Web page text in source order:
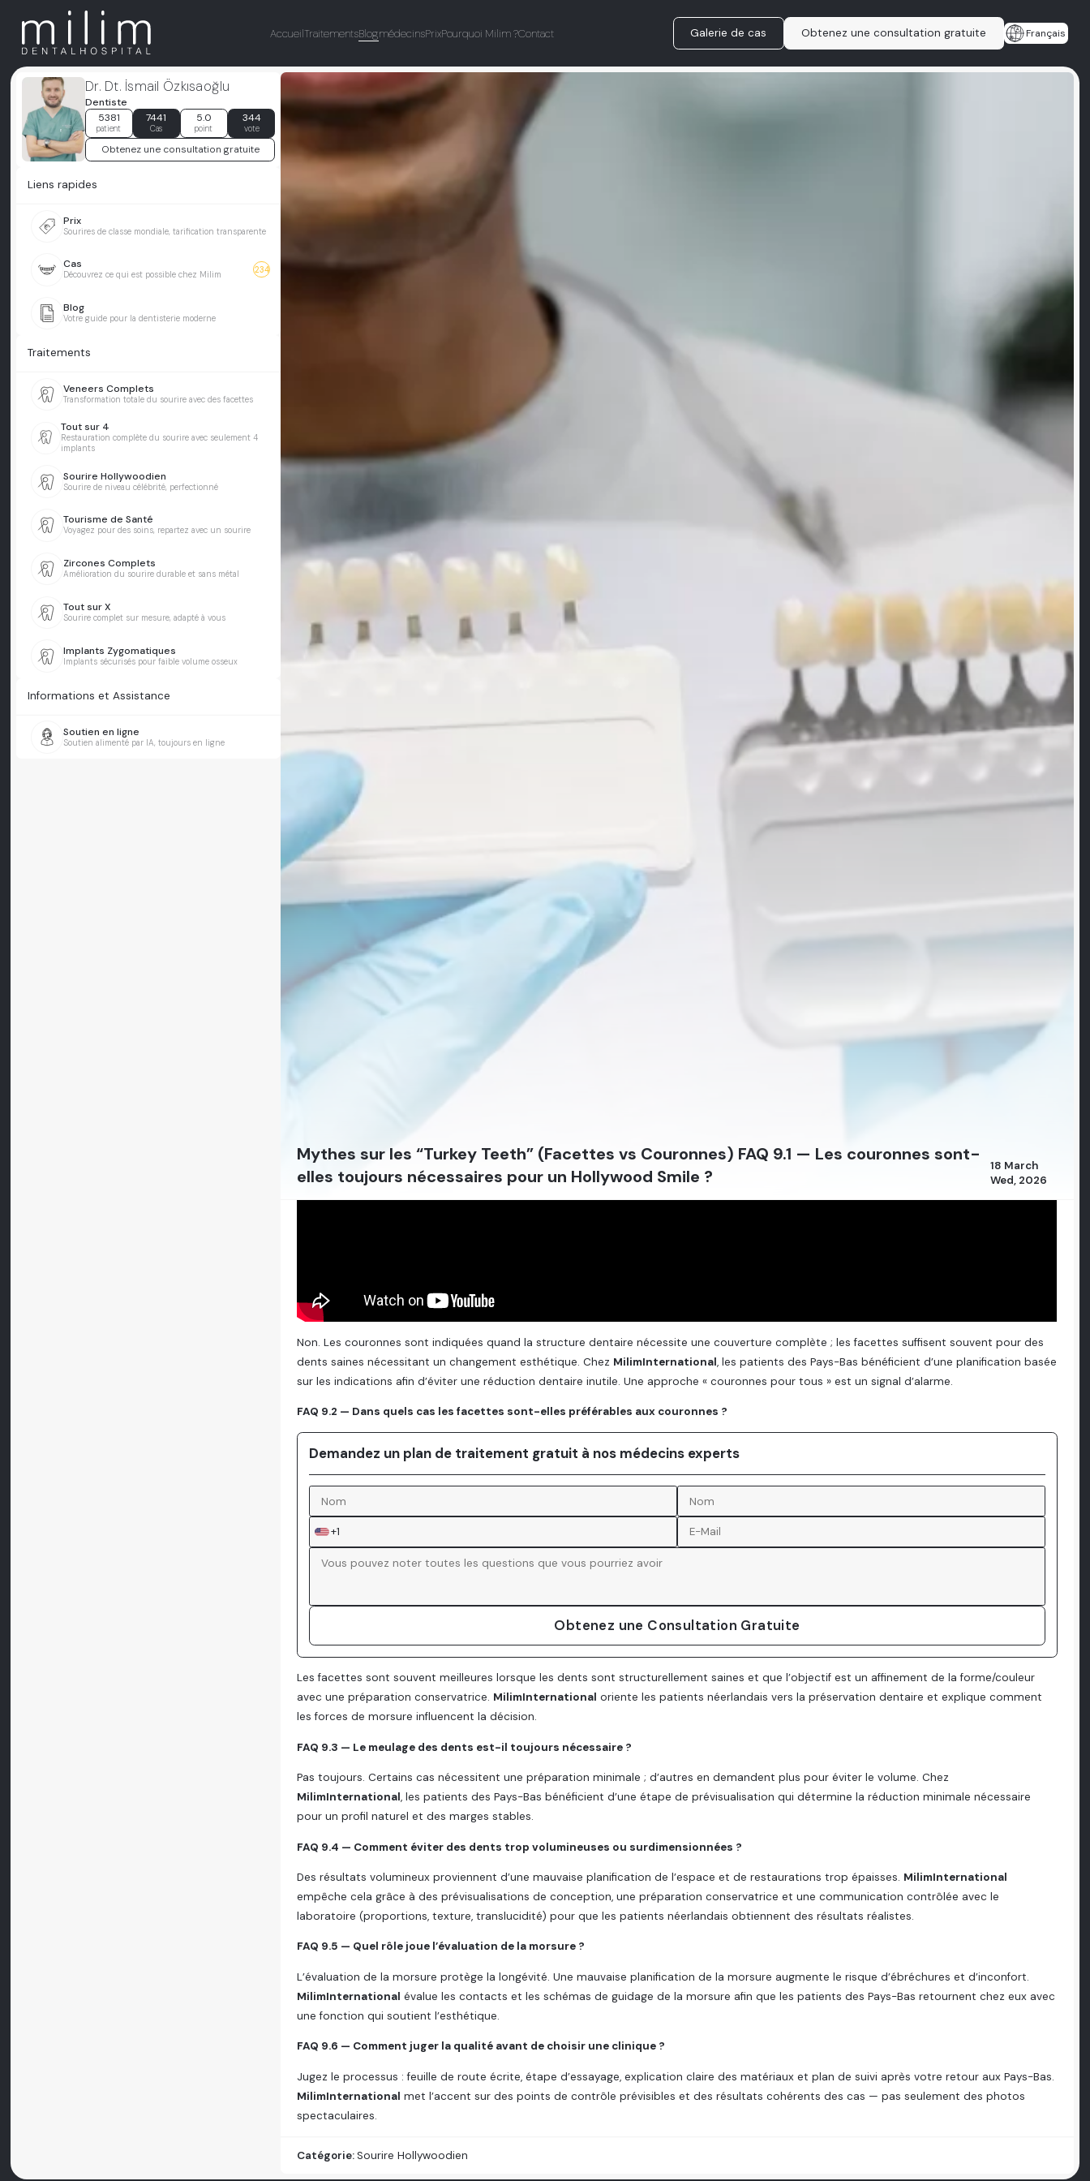
AccueilTraitementsBlogmédecinsPrixPourquoi Milim ?Contact Galerie de cas Obtenez une consultation gratuite Français
Dr. Dt. İsmail Özkısaoğlu
Dentiste
5381
patient
7441
Cas
5.0
point
344
vote
Obtenez une consultation gratuite
Liens rapides
Prix
Sourires de classe mondiale, tarification transparente
Cas
Découvrez ce qui est possible chez Milim 234
Blog
Votre guide pour la dentisterie moderne
Traitements
Veneers Complets
Transformation totale du sourire avec des facettes
Tout sur 4
Restauration complète du sourire avec seulement 4
implants
Sourire Hollywoodien
Sourire de niveau célébrité, perfectionné
Tourisme de Santé
Voyagez pour des soins, repartez avec un sourire
Zircones Complets
Amélioration du sourire durable et sans métal
Tout sur X
Sourire complet sur mesure, adapté à vous
Implants Zygomatiques
Implants sécurisés pour faible volume osseux
Informations et Assistance
Soutien en ligne
Soutien alimenté par IA, toujours en ligne
Mythes sur les “Turkey Teeth” (Facettes vs Couronnes) FAQ 9.1 — Les couronnes sont-
elles toujours nécessaires pour un Hollywood Smile ?
18 March
Wed, 2026
Non. Les couronnes sont indiquées quand la structure dentaire nécessite une couverture complète ; les facettes suffisent souvent pour des
dents saines nécessitant un changement esthétique. Chez MilimInternational, les patients des Pays-Bas bénéficient d’une planification basée
sur les indications afin d’éviter une réduction dentaire inutile. Une approche « couronnes pour tous » est un signal d’alarme.
FAQ 9.2 — Dans quels cas les facettes sont-elles préférables aux couronnes ?
Demandez un plan de traitement gratuit à nos médecins experts
+1
Obtenez une Consultation Gratuite
Les facettes sont souvent meilleures lorsque les dents sont structurellement saines et que l’objectif est un affinement de la forme/couleur
avec une préparation conservatrice. MilimInternational oriente les patients néerlandais vers la préservation dentaire et explique comment
les forces de morsure influencent la décision.
FAQ 9.3 — Le meulage des dents est-il toujours nécessaire ?
Pas toujours. Certains cas nécessitent une préparation minimale ; d’autres en demandent plus pour éviter le volume. Chez
MilimInternational, les patients des Pays-Bas bénéficient d’une étape de prévisualisation qui détermine la réduction minimale nécessaire
pour un profil naturel et des marges stables.
FAQ 9.4 — Comment éviter des dents trop volumineuses ou surdimensionnées ?
Des résultats volumineux proviennent d’une mauvaise planification de l’espace et de restaurations trop épaisses. MilimInternational
empêche cela grâce à des prévisualisations de conception, une préparation conservatrice et une communication contrôlée avec le
laboratoire (proportions, texture, translucidité) pour que les patients néerlandais obtiennent des résultats réalistes.
FAQ 9.5 — Quel rôle joue l’évaluation de la morsure ?
L’évaluation de la morsure protège la longévité. Une mauvaise planification de la morsure augmente le risque d’ébréchures et d’inconfort.
MilimInternational évalue les contacts et les schémas de guidage de la morsure afin que les patients des Pays-Bas retournent chez eux avec
une fonction qui soutient l’esthétique.
FAQ 9.6 — Comment juger la qualité avant de choisir une clinique ?
Jugez le processus : feuille de route écrite, étape d’essayage, explication claire des matériaux et plan de suivi après votre retour aux Pays-Bas.
MilimInternational met l’accent sur des points de contrôle prévisibles et des résultats cohérents des cas — pas seulement des photos
spectaculaires.
Catégorie:Sourire Hollywoodien